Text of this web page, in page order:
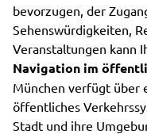
bevorzugen, der
Sehenswürdigkeiten,
Veranstaltungen kann
Navigation im
München verfügt über
öffentliches
Stadt und ihre